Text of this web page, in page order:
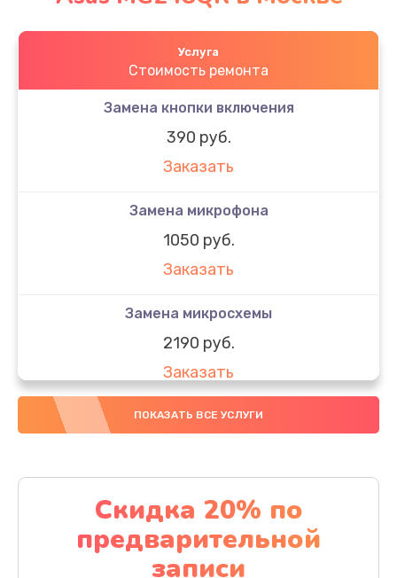
Услуга
Стоимость ремонта
Замена кнопки включения
390 руб.
Заказать
Замена микрофона
1050 руб.
Заказать
Замена микросхемы
2190 руб.
Заказать
Замена передней камеры
Заказать
Замена полифонического динамика
390 руб.
ПОКАЗАТЬ ВСЕ УСЛУГИ
Скидка 20% по
предварительной
записи